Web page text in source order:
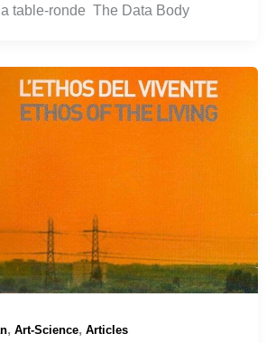
table-ronde The Data Body
, Art-Science, Articles